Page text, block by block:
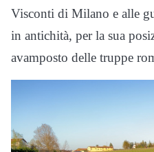
Visconti di Milano e alle
in antichità, per la sua
avamposto delle truppe